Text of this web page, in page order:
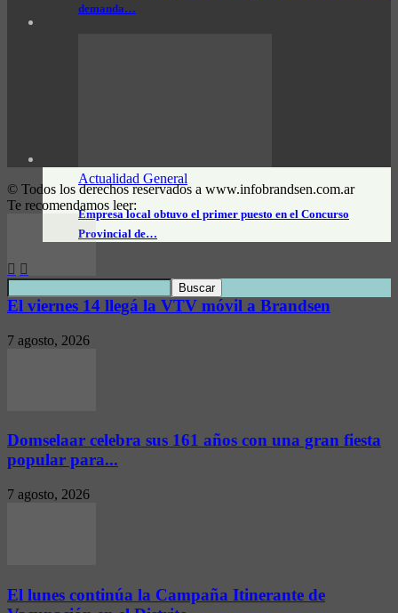
demanda…
Actualidad General
Empresa local obtuvo el primer puesto en el Concurso
Provincial de…
© Todos los derechos reservados a www.infobrandsen.com.ar
Te recomendamos leer:
El viernes 14 llegá la VTV móvil a Brandsen
7 agosto, 2026
Domselaar celebra sus 161 años con una gran fiesta
popular para...
7 agosto, 2026
El lunes continúa la Campaña Itinerante de